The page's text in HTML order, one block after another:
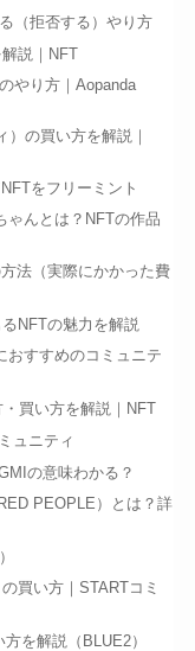
（拒否する）やり方
説｜NFT
やり方｜Aopanda
の買い方を解説｜
をフリーミント
ゃんとは？NFTの作品
法（実際にかかった費
NFTの魅力を解説
おすすめのコミュニテ
買い方を解説｜NFT
ュニティ
の意味わかる？
PEOPLE）とは？詳
買い方｜STARTコミ
を解説（BLUE2）